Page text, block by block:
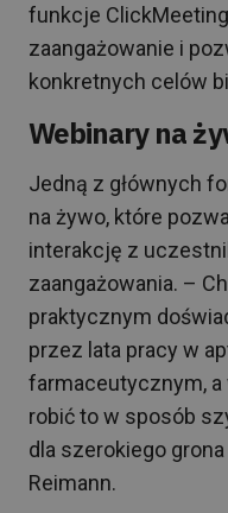
funkcje
zaangażowanie i
konkretnych celów
Webinary na
Jedną z głównych
na żywo, które
interakcję z
zaangażowania. –
praktycznym
przez lata pracy w
farmaceutycznym, a
robić to w sposób
dla szerokiego
Reimann.